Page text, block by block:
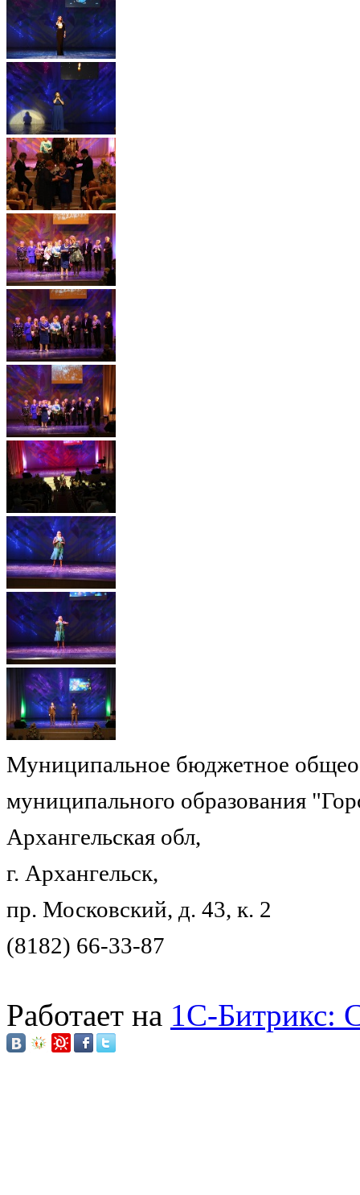
Муниципальное бюджетное
муниципального образования
Архангельская обл,
г. Архангельск,
пр. Московский, д. 43, к. 2
(8182) 66-33-87
Работает на 1C-Битрикс: